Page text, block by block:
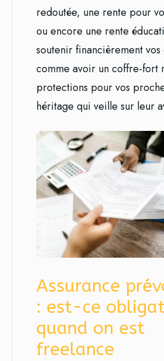
redoutée, une rente pour
ou encore une rente
soutenir financièrement vos
comme avoir un coffre-fort
protections pour vos
héritage qui veille sur leur
Assurance
: est-ce
quand on est
freelance